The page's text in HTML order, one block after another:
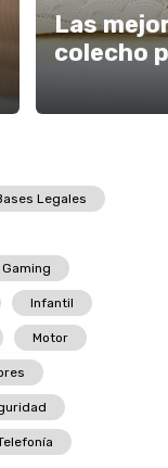
Las
colecho
Legales
Gaming
Infantil
Motor